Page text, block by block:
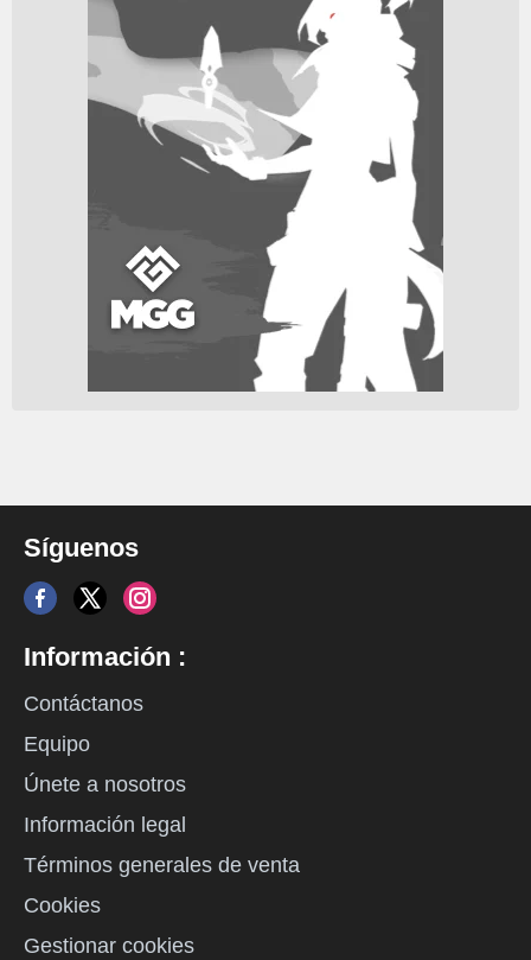
Síguenos
Información :
Contáctanos
Equipo
Únete a nosotros
Información legal
Términos generales de venta
Cookies
Gestionar cookies